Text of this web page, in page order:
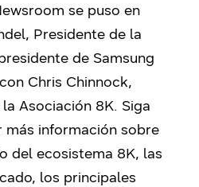
se puso en
Presidente de la
de Samsung
Chris Chinnock,
Asociación 8K. Siga
información sobre
del ecosistema 8K, las
los principales